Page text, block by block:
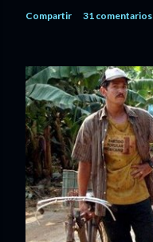
Compartir 31 comentarios